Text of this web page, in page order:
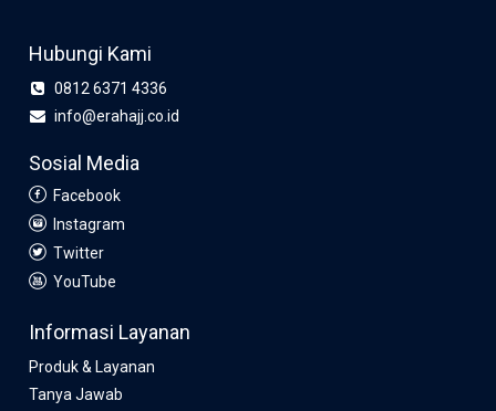
Hubungi Kami
0812 6371 4336
info@erahajj.co.id
Sosial Media
Facebook
Instagram
Twitter
YouTube
Informasi Layanan
Produk & Layanan
Tanya Jawab